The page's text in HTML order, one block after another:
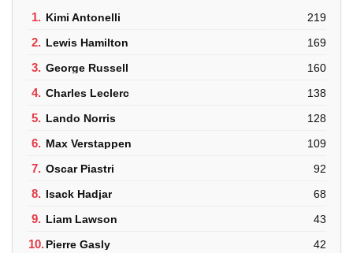
1. Kimi Antonelli 219
2. Lewis Hamilton 169
3. George Russell 160
4. Charles Leclerc 138
5. Lando Norris 128
6. Max Verstappen 109
7. Oscar Piastri 92
8. Isack Hadjar 68
9. Liam Lawson 43
10.Pierre Gasly 42